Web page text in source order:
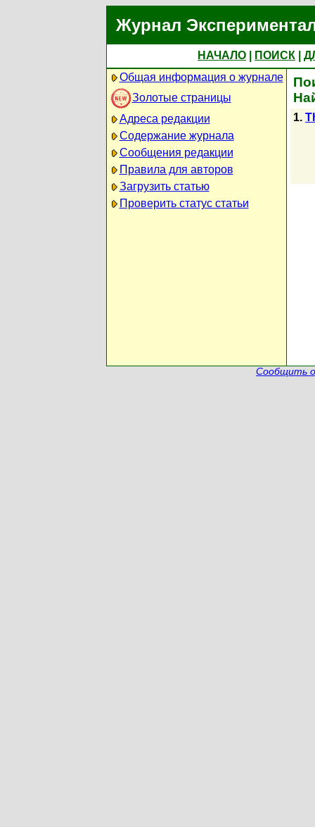
Журнал
НАЧАЛО ПОИСК
Общая информация о журнале
Золотые страницы
Адреса редакции
Содержание журнала
Сообщения редакции
Правила для авторов
Загрузить статью
Проверить статус статьи
1.
Сообщить о